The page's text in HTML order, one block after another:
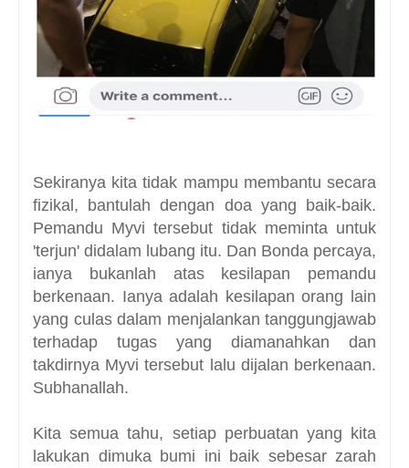
Sekiranya kita tidak mampu membantu secara
fizikal, bantulah dengan doa yang baik-baik.
Pemandu Myvi tersebut tidak meminta untuk
'terjun' didalam lubang itu. Dan Bonda percaya,
ianya bukanlah atas kesilapan pemandu
berkenaan. Ianya adalah kesilapan orang lain
yang culas dalam menjalankan tanggungjawab
terhadap tugas yang diamanahkan dan
takdirnya Myvi tersebut lalu dijalan berkenaan.
Subhanallah.
Kita semua tahu, setiap perbuatan yang kita
lakukan dimuka bumi ini baik sebesar zarah